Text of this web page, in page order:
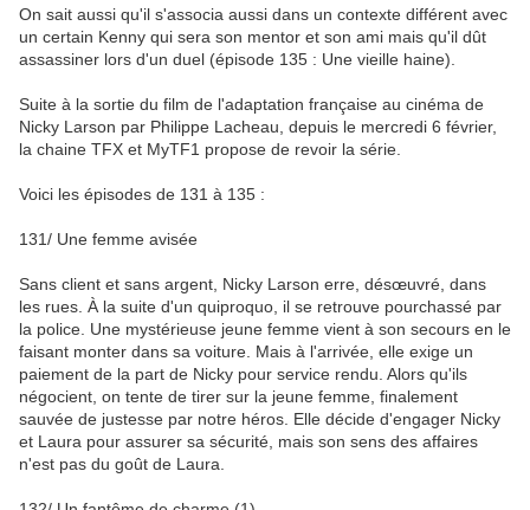
On sait aussi qu'il s'associa aussi dans un contexte différent avec
un certain Kenny qui sera son mentor et son ami mais qu'il dût
assassiner lors d'un duel (épisode 135 : Une vieille haine).
Suite à la sortie du film de l'adaptation française au cinéma de
Nicky Larson par Philippe Lacheau, depuis le mercredi 6 février,
la chaine TFX et MyTF1 propose de revoir la série.
Voici les épisodes de 131 à 135 :
131/ Une femme avisée
Sans client et sans argent, Nicky Larson erre, désœuvré, dans
les rues. À la suite d'un quiproquo, il se retrouve pourchassé par
la police. Une mystérieuse jeune femme vient à son secours en le
faisant monter dans sa voiture. Mais à l'arrivée, elle exige un
paiement de la part de Nicky pour service rendu. Alors qu'ils
négocient, on tente de tirer sur la jeune femme, finalement
sauvée de justesse par notre héros. Elle décide d'engager Nicky
et Laura pour assurer sa sécurité, mais son sens des affaires
n'est pas du goût de Laura.